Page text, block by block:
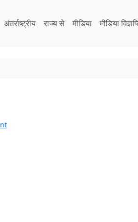
अंतर्राष्ट्रीय राज्य से मीडिया मीडिया